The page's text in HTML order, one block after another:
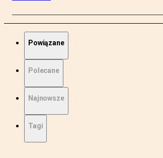
Powiązane
Polecane
Najnowsze
Tagi